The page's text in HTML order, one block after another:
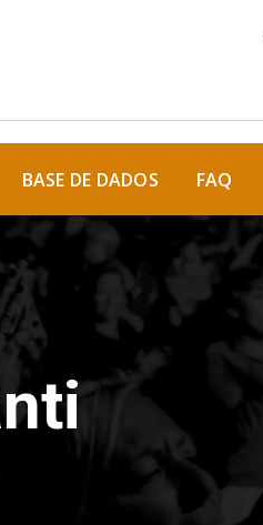
BASE DE DADOS FAQ